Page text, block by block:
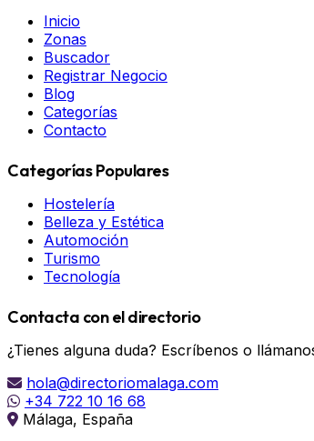
Inicio
Zonas
Buscador
Registrar Negocio
Blog
Categorías
Contacto
Categorías Populares
Hostelería
Belleza y Estética
Automoción
Turismo
Tecnología
Contacta con el directorio
¿Tienes alguna duda? Escríbenos o
hola@directoriomalaga.com
+34 722 10 16 68
Málaga, España